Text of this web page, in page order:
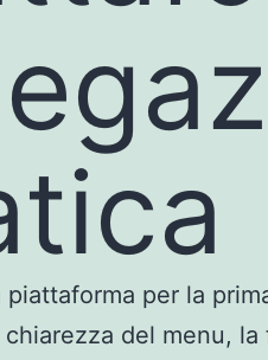
piattaforma per la
del menu,